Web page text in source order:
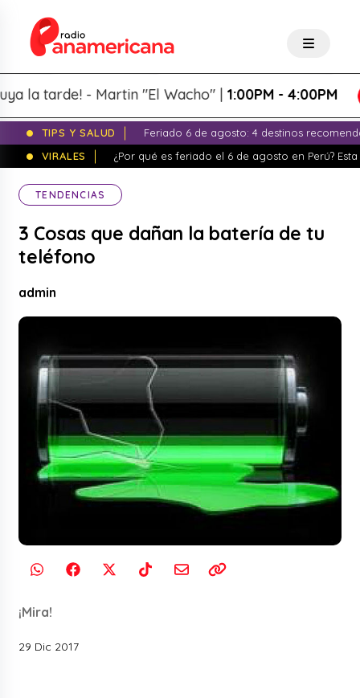
tarde! - Martin "El Wacho" |1:00PM - 4:00PM
TIPS Y SALUD
Feriado 6 de agosto: 4 destinos
VIRALES
¿Por qué es feriado el 6 de agosto en Perú?
TENDENCIAS
3 Cosas que dañan la batería de tu
teléfono
admin
¡Mira!
29 Dic 2017